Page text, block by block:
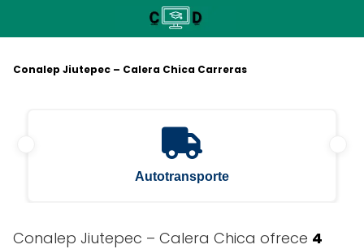
Conalep Jiutepec – Calera Chica Carreras
Autotransporte
Conalep Jiutepec – Calera Chica ofrece 4